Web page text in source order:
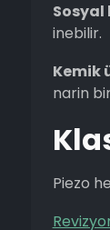
Sosyal
inebilir.
Kemik
narin
Piezo